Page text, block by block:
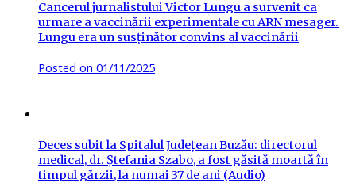
Cancerul jurnalistului Victor Lungu a survenit ca
urmare a vaccinării experimentale cu ARN mesager.
Lungu era un susținător convins al vaccinării
Posted on 01/11/2025
Deces subit la Spitalul Județean Buzău: directorul
medical, dr. Ștefania Szabo, a fost găsită moartă în
timpul gărzii, la numai 37 de ani (Audio)